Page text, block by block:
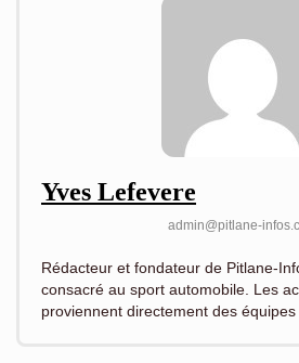
Yves Lefevere
admin@pitlane-
Rédacteur et fondateur de Pitlane-
consacré au sport automobile. Les
proviennent directement des équipes